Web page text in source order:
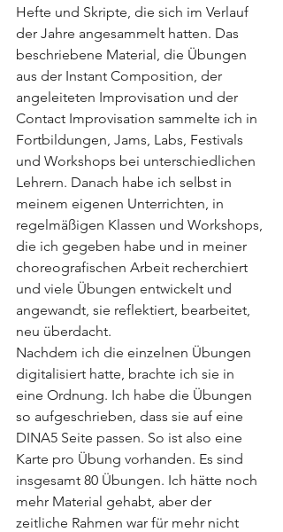
Hefte und Skripte, die sich im Verlauf
der Jahre angesammelt hatten. Das
beschriebene Material, die Übungen
aus der Instant Composition, der
angeleiteten Improvisation und der
Contact Improvisation sammelte ich in
Fortbildungen, Jams, Labs, Festivals
und Workshops bei unterschiedlichen
Lehrern. Danach habe ich selbst in
meinem eigenen Unterrichten, in
regelmäßigen Klassen und Workshops,
die ich gegeben habe und in meiner
choreografischen Arbeit recherchiert
und viele Übungen entwickelt und
angewandt, sie reflektiert, bearbeitet,
neu überdacht.
Nachdem ich die einzelnen Übungen
digitalisiert hatte, brachte ich sie in
eine Ordnung. Ich habe die Übungen
so aufgeschrieben, dass sie auf eine
DINA5 Seite passen. So ist also eine
Karte pro Übung vorhanden. Es sind
insgesamt 80 Übungen. Ich hätte noch
mehr Material gehabt, aber der
zeitliche Rahmen war für mehr nicht